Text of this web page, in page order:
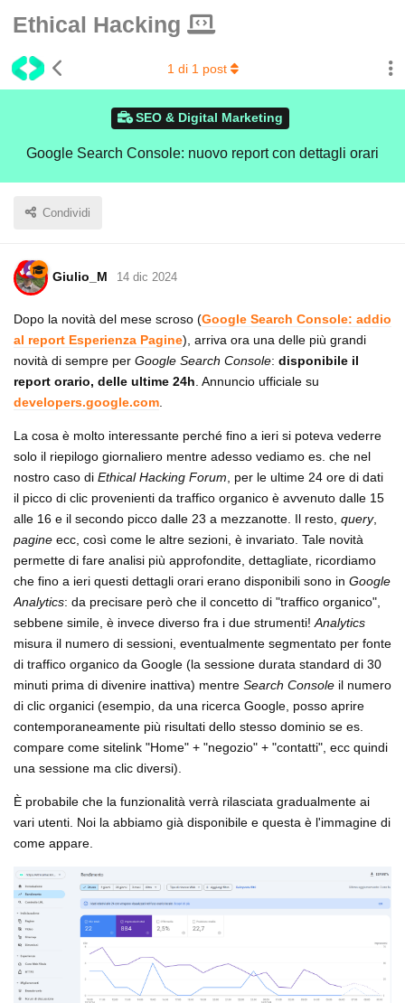
Ethical Hacking
SEO & Digital Marketing
Google Search Console: nuovo report con dettagli orari
Condividi
1 di 1 post
Giulio_M 14 dic 2024
Dopo la novità del mese scroso (Google Search Console: addio
al report Esperienza Pagine), arriva ora una delle più grandi
novità di sempre per Google Search Console: disponibile il
report orario, delle ultime 24h . Annuncio ufficiale su
developers.google.com
La cosa è molto interessante perché fino a ieri si poteva vederre
solo il riepilogo giornaliero mentre adesso vediamo es. che nel
nostro caso di Ethical Hacking Forum , per le ultime 24 ore di dati
il picco di clic provenienti da traffico organico è avvenuto dalle 15
alle 16 e il secondo picco dalle 23 a mezzanotte. Il resto, query,
pagine ecc, così come le altre sezioni, è invariato. Tale novità
permette di fare analisi più approfondite, dettagliate, ricordiamo
che fino a ieri questi dettagli orari erano disponibili sono in Google
Analytics: da precisare però che il concetto di "traffico organico",
sebbene simile, è invece diverso fra i due strumenti! Analytics
misura il numero di sessioni, eventualmente segmentato per fonte
di traffico organico da Google (la sessione durata standard di 30
minuti prima di divenire inattiva) mentre Search Console il numero
di clic organici (esempio, da una ricerca Google, posso aprire
contemporaneamente più risultati dello stesso dominio se es.
compare come sitelink "Home" + "negozio" + "contatti", ecc quindi
una sessione ma clic diversi).
È probabile che la funzionalità verrà rilasciata gradualmente ai
vari utenti. Noi la abbiamo già disponibile e questa è l'immagine di
come appare.